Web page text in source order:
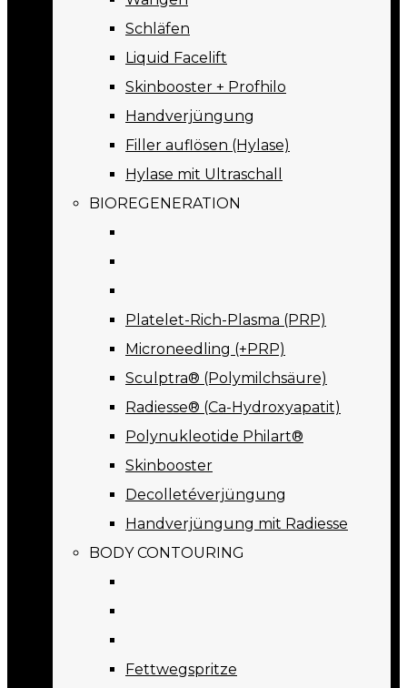
Schläfen
Liquid Facelift
Skinbooster + Profhilo
Handverjüngung
Filler auflösen (Hylase)
Hylase mit Ultraschall
BIOREGENERATION
Platelet-Rich-Plasma (PRP)
Microneedling (+PRP)
Sculptra® (Polymilchsäure)
Radiesse® (Ca-Hydroxyapatit)
Polynukleotide Philart®
Skinbooster
Decolletéverjüngung
Handverjüngung mit Radiesse
BODY CONTOURING
Fettwegspritze